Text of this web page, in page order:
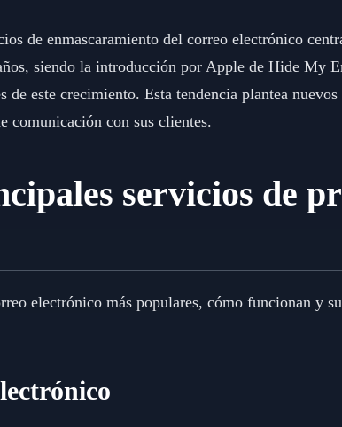
de enmascaramiento del correo electrónico
siendo la introducción por Apple de Hide My
este crecimiento. Esta tendencia plantea nuevos
comunicación con sus clientes.
servicios de
electrónico más populares, cómo funcionan y